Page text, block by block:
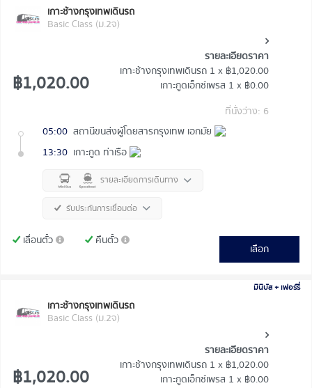
เกาะช้างกรุงเทพเดินรถ
Basic Class (ม.2จ)
฿1,020.00
รายละเอียดราคา
เกาะช้างกรุงเทพเดินรถ 1 x ฿1,020.00
เกาะกูดเอ็กซ์เพรส 1 x ฿0.00
ที่นั่งว่าง: 6
05:00 สถานีขนส่งผู้โดยสารกรุงเทพ เอกมัย
13:30 เกาะกูด ท่าเรือ
รายละเอียดการเดินทาง
รับประกันการเชื่อมต่อ
เลื่อนตั๋ว คืนตั๋ว
เลือก
มินิบัส + เฟอร์รี่
เกาะช้างกรุงเทพเดินรถ
Basic Class (ม.2จ)
฿1,020.00
รายละเอียดราคา
เกาะช้างกรุงเทพเดินรถ 1 x ฿1,020.00
เกาะกูดเอ็กซ์เพรส 1 x ฿0.00